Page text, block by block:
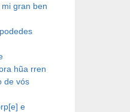
gran ben
hũa rren
de vós
e